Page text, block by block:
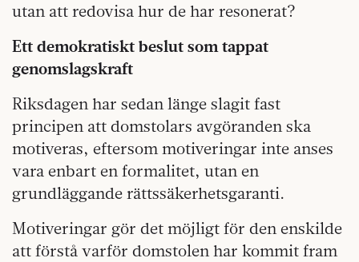
utan att redovisa hur de har resonerat?
Ett demokratiskt beslut som tappat
genomslagskraft
Riksdagen har sedan länge slagit fast
principen att domstolars avgöranden ska
motiveras, eftersom motiveringar inte anses
vara enbart en formalitet, utan en
grundläggande rättssäkerhetsgaranti.
Motiveringar gör det möjligt för den enskilde
att förstå varför domstolen har kommit fram